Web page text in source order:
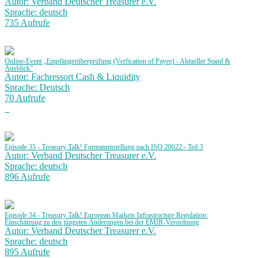
Sprache: deutsch
735 Aufrufe
Online-Event „Empfängerüberprüfung (Verfication of Payee) - Aktueller Stand &
Ausblick”
Autor: Fachressort Cash & Liquidity
Sprache: Deutsch
70 Aufrufe
Episode 35 - Treasury Talk! Formatumstellung nach ISO 20022 - Teil 3
Autor: Verband Deutscher Treasurer e.V.
Sprache: deutsch
896 Aufrufe
Episode 34 - Treasury Talk! European Markets Infrastructure Regulation:
Einschätzung zu den jüngsten Änderungen bei der EMIR-Verordnung
Autor: Verband Deutscher Treasurer e.V.
Sprache: deutsch
895 Aufrufe